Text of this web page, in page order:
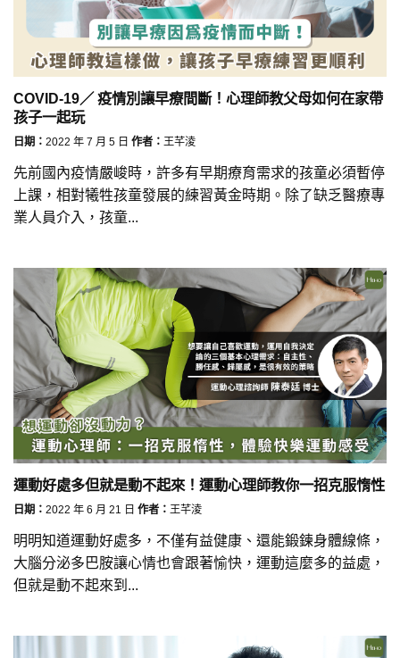
COVID-19／ 疫情別讓早療間斷！心理師教父母如何在家帶
孩子一起玩
日期： 2022 年 7 月 5 日 作者： 王芊淩
先前國內疫情嚴峻時，許多有早期療育需求的孩童必須暫停
上課，相對犧牲孩童發展的練習黃金時期。除了缺乏醫療專
業人員介入，孩童...
運動好處多但就是動不起來！運動心理師教你一招克服惰性
日期： 2022 年 6 月 21 日 作者： 王芊淩
明明知道運動好處多，不僅有益健康、還能鍛鍊身體線條，
大腦分泌多巴胺讓心情也會跟著愉快，運動這麼多的益處，
但就是動不起來到...